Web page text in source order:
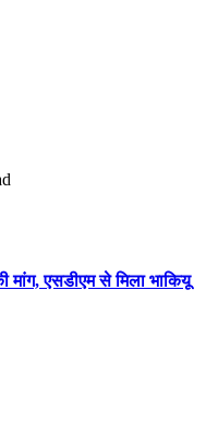
मांग, एसडीएम से मिला भाकियू